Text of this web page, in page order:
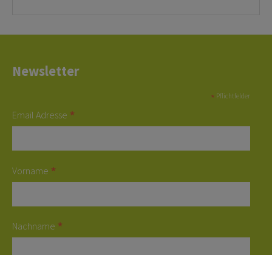
Newsletter
* Pflichtfelder
Email Adresse *
Vorname *
Nachname *